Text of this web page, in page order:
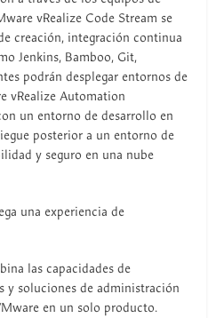
vRealize Code Stream se
creación, integración continua
Jenkins, Bamboo, Git,
podrán desplegar entornos de
vRealize Automation
un entorno de desarrollo en
posterior a un entorno de
y seguro en una nube
una experiencia de
las capacidades de
y soluciones de administración
en un solo producto.